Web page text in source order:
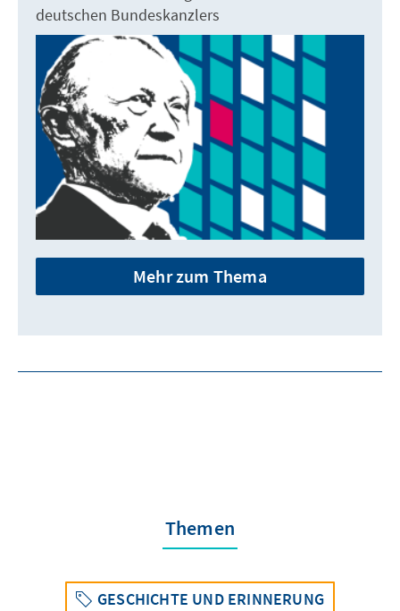
deutschen Bundeskanzlers
Mehr zum Thema
Themen
GESCHICHTE UND ERINNERUNG